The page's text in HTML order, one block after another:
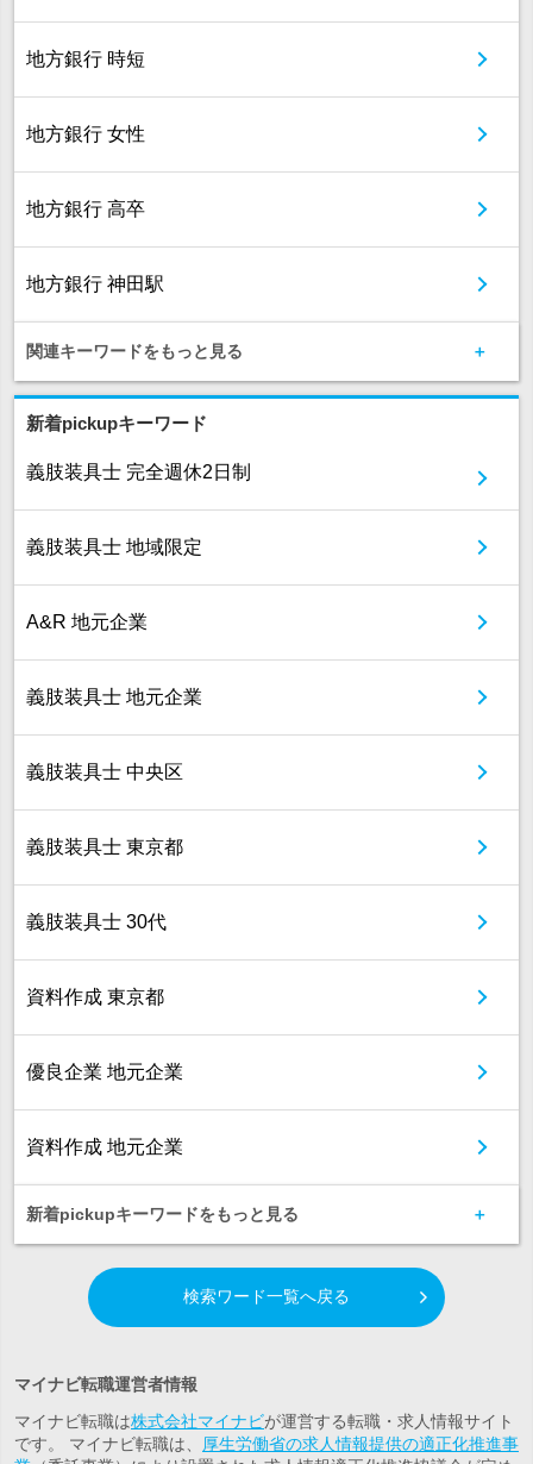
地方銀行 時短
地方銀行 女性
地方銀行 高卒
地方銀行 神田駅
関連キーワードをもっと見る
新着pickupキーワード
義肢装具士 完全週休2日制
義肢装具士 地域限定
A&R 地元企業
義肢装具士 地元企業
義肢装具士 中央区
義肢装具士 東京都
義肢装具士 30代
資料作成 東京都
優良企業 地元企業
資料作成 地元企業
新着pickupキーワードをもっと見る
検索ワード一覧へ戻る
マイナビ転職運営者情報
マイナビ転職は株式会社マイナビが運営する転職・求人情報サイト
です。 マイナビ転職は、
厚生労働省の求人情報提供の適正化推進事